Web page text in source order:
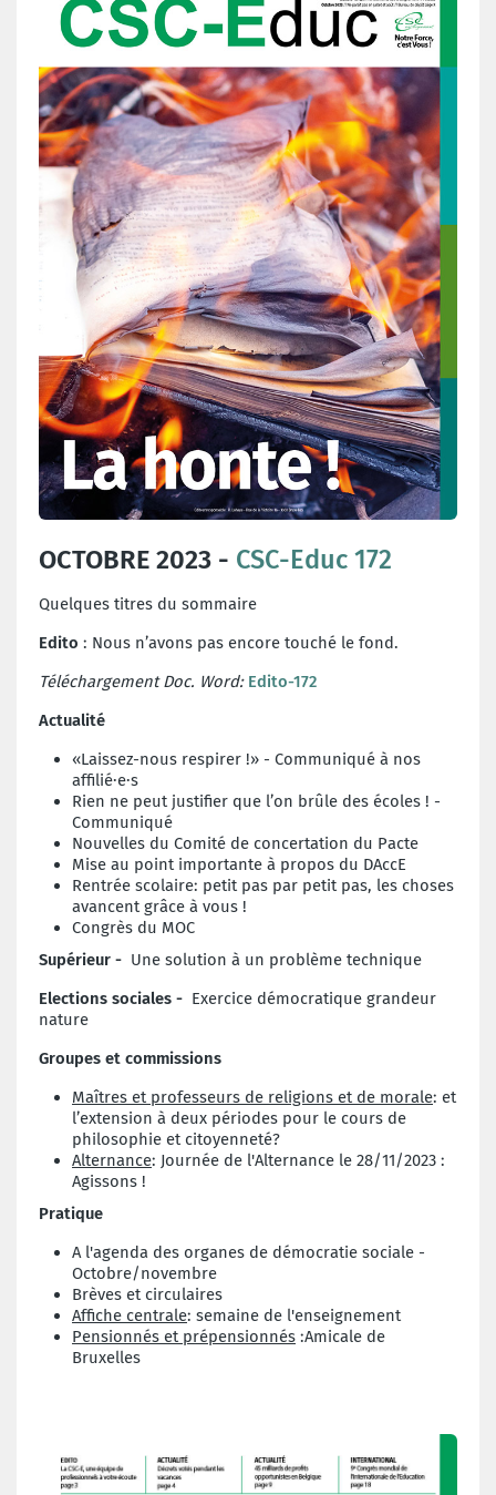
OCTOBRE 2023 - CSC-Educ 172
Quelques titres du sommaire
Edito : Nous n’avons pas encore touché le fond.
Téléchargement Doc. Word: Edito-172
Actualité
«Laissez-nous respirer !» - Communiqué à nos
affilié·e·s
Rien ne peut justifier que l’on brûle des écoles ! -
Communiqué
Nouvelles du Comité de concertation du Pacte
Mise au point importante à propos du DAccE
Rentrée scolaire: petit pas par petit pas, les choses
avancent grâce à vous !
Congrès du MOC
Supérieur - Une solution à un problème technique
Elections sociales - Exercice démocratique grandeur
nature
Groupes et commissions
Maîtres et professeurs de religions et de morale: et
l’extension à deux périodes pour le cours de
philosophie et citoyenneté?
Alternance: Journée de l'Alternance le 28/11/2023 :
Agissons !
Pratique
A l'agenda des organes de démocratie sociale -
Octobre/novembre
Brèves et circulaires
Affiche centrale: semaine de l'enseignement
Pensionnés et prépensionnés :Amicale de
Bruxelles